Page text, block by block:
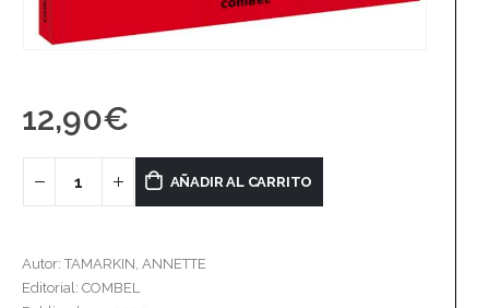
12,90€
AÑADIR AL CARRITO
Autor: TAMARKIN, ANNETTE
Editorial: COMBEL